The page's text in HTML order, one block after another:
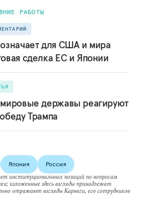
РАБОТЫ
для США и мира
сделка ЕС и Японии
державы реагируют
Трампа
Япония
Россия
институциональных позиций по вопросам
изложенные здесь взгляды принадлежат
отражают взгляды Карнеги, его сотрудников